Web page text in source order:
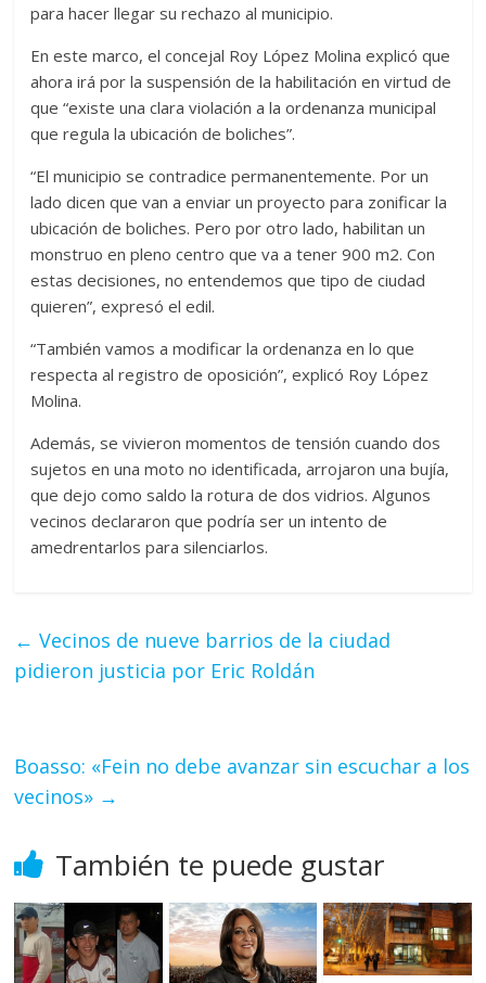
para hacer llegar su rechazo al municipio.
En este marco, el concejal Roy López Molina explicó que
ahora irá por la suspensión de la habilitación en virtud de
que “existe una clara violación a la ordenanza municipal
que regula la ubicación de boliches”.
“El municipio se contradice permanentemente. Por un
lado dicen que van a enviar un proyecto para zonificar la
ubicación de boliches. Pero por otro lado, habilitan un
monstruo en pleno centro que va a tener 900 m2. Con
estas decisiones, no entendemos que tipo de ciudad
quieren”, expresó el edil.
“También vamos a modificar la ordenanza en lo que
respecta al registro de oposición”, explicó Roy López
Molina.
Además, se vivieron momentos de tensión cuando dos
sujetos en una moto no identificada, arrojaron una bujía,
que dejo como saldo la rotura de dos vidrios. Algunos
vecinos declararon que podría ser un intento de
amedrentarlos para silenciarlos.
← Vecinos de nueve barrios de la ciudad
pidieron justicia por Eric Roldán
Boasso: «Fein no debe avanzar sin escuchar a los
vecinos» →
También te puede gustar